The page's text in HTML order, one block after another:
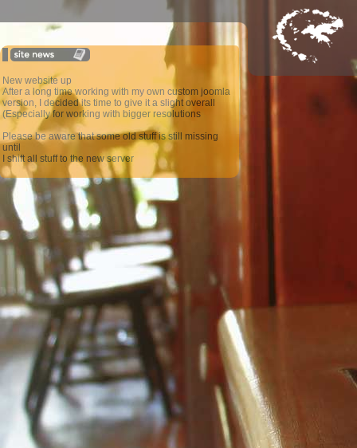
New website up
After a long time working with my own custom joomla
version, I decided its time to give it a slight overall
(Especially for working with bigger resolutions
Please be aware that some old stuff is still missing
until
I shift all stuff to the new server